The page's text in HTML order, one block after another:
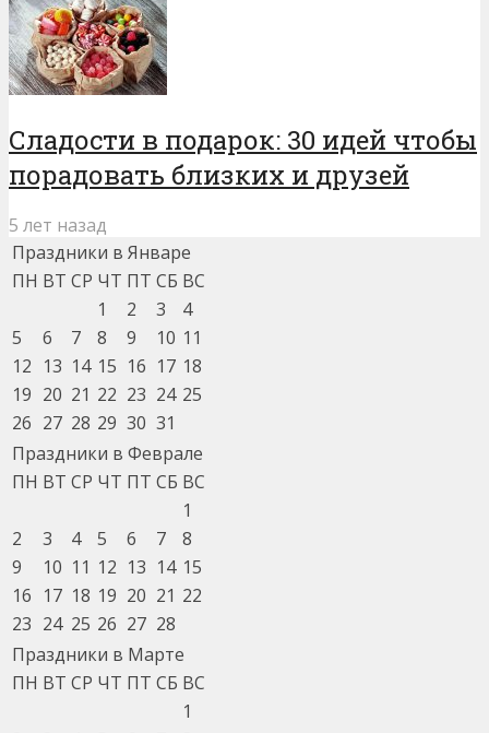
Сладости в подарок: 30 идей чтобы
порадовать близких и друзей
5 лет назад
Праздники в Январе
ПН ВТ СР ЧТ ПТ СБ ВС
1
2 3
4
5
6 7 8 9 10 11
12 13 14 15 16 17 18
19 20 21 22 23 24 25
26 27 28 29 30 31
Праздники в Феврале
ПН ВТ СР ЧТ ПТ СБ ВС
1
2
3 4 5 6 7
8
9
10 11 12 13 14 15
16 17 18 19 20 21 22
23 24 25 26 27 28
Праздники в Марте
ПН ВТ СР ЧТ ПТ СБ ВС
1